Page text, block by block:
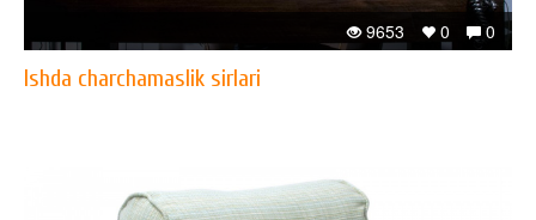
0
0
9653
Ishda charchamaslik sirlari